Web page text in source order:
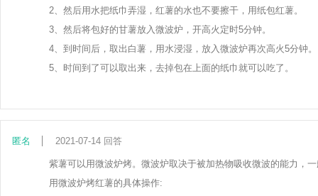
2、然后用水把纸巾弄湿，红薯的水也不要擦干，用纸包红薯。
3、然后将包好的甘薯放入微波炉，开高火定时5分钟。
4、到时间后，取出白薯，用水浸湿，放入微波炉再次高火5分钟。
5、时间到了可以取出来，去掉包在上面的纸巾就可以吃了。
匿名 2021-07-14 回答
紫薯可以用微波炉烤。微波炉取决于被加热物吸收微波的能力，一
用微波炉烤红薯的具体操作: